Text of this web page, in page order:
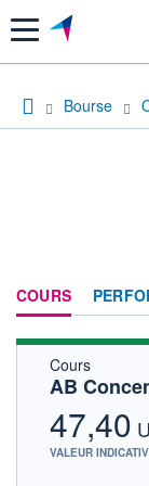
Menu
Bourse
COURS
Cours
AB
47,40
VALEUR